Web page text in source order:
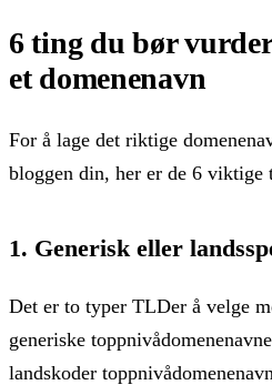
6 ting du bør
et domenenavn
For å lage det riktige
bloggen din, her er de 6 viktige
1. Generisk eller
Det er to typer TLDer å velge
generiske
landskoder